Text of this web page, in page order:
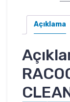
Açıklama